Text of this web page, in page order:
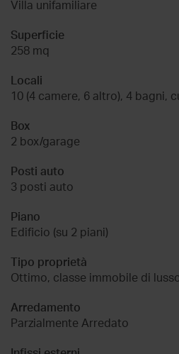
Villa unifamiliare
Superficie
258 mq
Locali
10 (4 camere, 6 altro), 4 bagni,
Box
2 box/garage
Posti auto
3 posti auto
Piano
Edificio (su 2 piani)
Tipo proprietà
Ottimo, classe immobile di
Arredamento
Parzialmente Arredato